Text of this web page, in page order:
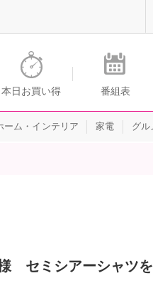
ップチャンネル
本日お買い得 番組表
ーム・インテリア 家電 グル
セミシアーシャツ